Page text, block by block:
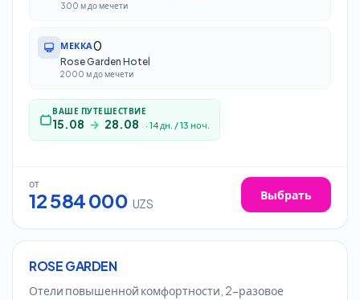
300 м до мечети
МЕККА0
Rose Garden Hotel
2000 м до мечети
ВАШЕ ПУТЕШЕСТВИЕ
15.08 → 28.08 · 14 дн. /13 ноч.
от
12 584 000 UZS
Выбрать
ROSE GARDEN
Отели повышенной комфортности, 2-разовое